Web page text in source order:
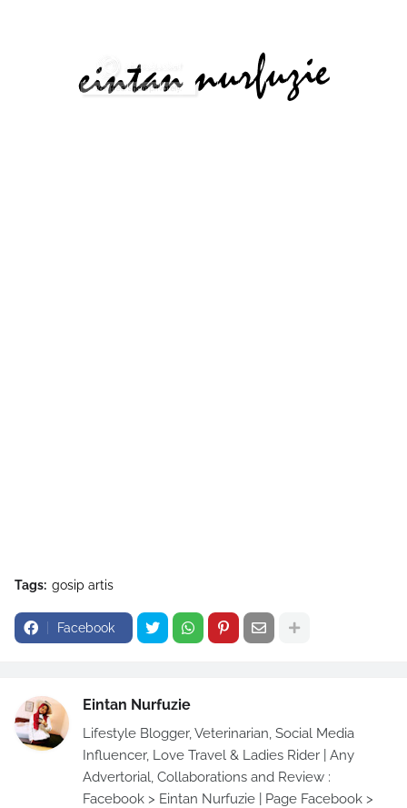
Tags: gosip artis
Facebook
Eintan Nurfuzie
Lifestyle Blogger, Veterinarian, Social Media
Influencer, Love Travel & Ladies Rider | Any
Advertorial, Collaborations and Review :
Facebook > Eintan Nurfuzie | Page Facebook >